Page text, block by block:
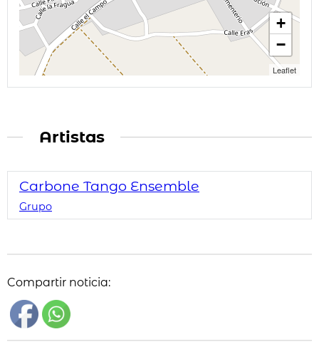
+
−
Leaflet
Artistas
Carbone Tango Ensemble
Grupo
Compartir noticia: